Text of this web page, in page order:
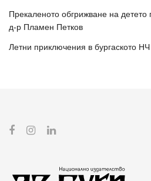
Прекаленото обгрижване на детето
д-р Пламен Петков
Летни приключения в бургаското НЧ